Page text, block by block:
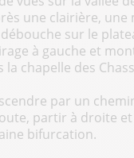
une clairière, une
sur le
à gauche et
chapelle des
par un
partir à droite
bifurcation.